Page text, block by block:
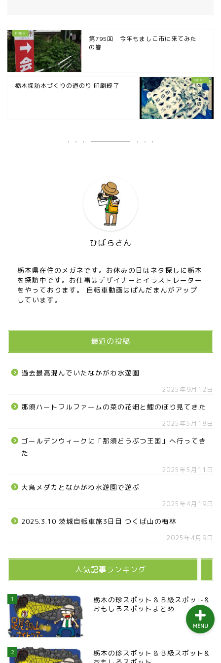
第795回 今年もましこ市に来てみた
の巻
栃木探訪本づくりの道のり 印刷終了
ひばらさん
栃木県在住のメガネです。お休みの日はネタ探しに栃木
を探訪中です。お仕事はデザイナーとイラストレーター
をやっております。 自転車動画はぱんだまんがアップ
しています。
最近の投稿
過去最高混んでいたなかがわ水遊園
2025年9月12日
那須ハートフルファームの菜の花畑と鯉のぼり見てきた
2025年5月18日
ゴールデンウィークに「那須どうぶつ王国」へ行ってき
た
2025年5月11日
大鳥メダカとなかがわ水遊園で遊ぶ
2025年4月19日
2025.3.10 茨城自転車旅3日目 つくば山の梅林
2025年4月9日
人気記事ランキング
1
栃木の珍スポット＆Ｂ級スポット&
おもしろスポットまとめ
2
栃木の珍スポット＆Ｂ級スポット&
MENU
塩谷町
■県央・県東エリア
高根沢町
宇都宮市(グルメ・カフェ)
宇都宮の震災後の様子
芳賀町
下野市
壬生町
日光アイスバックス
プロ野球